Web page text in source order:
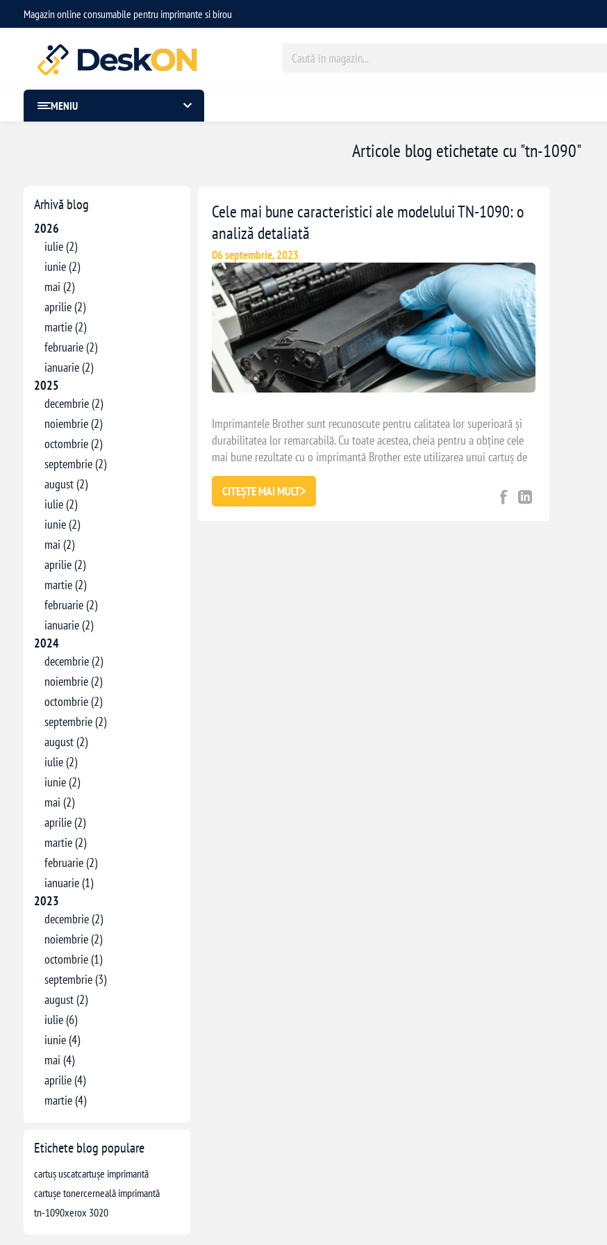
Magazin online consumabile pentru imprimante si birou
MENIU
Arhivă blog
2026
iulie (2)
iunie (2)
mai (2)
aprilie (2)
martie (2)
februarie (2)
ianuarie (2)
2025
decembrie (2)
noiembrie (2)
octombrie (2)
septembrie (2)
august (2)
iulie (2)
iunie (2)
mai (2)
aprilie (2)
martie (2)
februarie (2)
ianuarie (2)
2024
decembrie (2)
noiembrie (2)
octombrie (2)
septembrie (2)
august (2)
iulie (2)
iunie (2)
mai (2)
aprilie (2)
martie (2)
februarie (2)
ianuarie (1)
2023
decembrie (2)
noiembrie (2)
octombrie (1)
septembrie (3)
august (2)
iulie (6)
iunie (4)
mai (4)
aprilie (4)
martie (4)
Etichete blog populare
cartuș uscatcartușe imprimantă
cartușe tonercerneală imprimantă
tn-1090xerox 3020
Articole blog etichetate cu "tn-1090"
Cele mai bune caracteristici ale modelului TN-1090: o
analiză detaliată
06 septembrie, 2023
Imprimantele Brother sunt recunoscute pentru calitatea lor superioară și
durabilitatea lor remarcabilă. Cu toate acestea, cheia pentru a obține cele
mai bune rezultate cu o imprimantă Brother este utilizarea unui cartuș de
toner de înaltă calitate. Un astfel de cartuș este Brother TN-1090, care se
potrivește cu o varietate de imprimante Brother. În acest articol, vom
analiza cele mai bune caracteristici ale acestui model de cartuș de toner
CITEȘTE MAI MULT